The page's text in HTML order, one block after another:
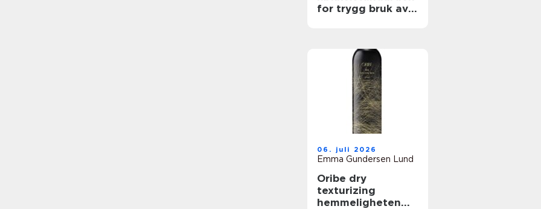
for trygg bruk av
06. juli 2026
Emma Gundersen Lund
Oribe dry
texturizing
hemmeligheten